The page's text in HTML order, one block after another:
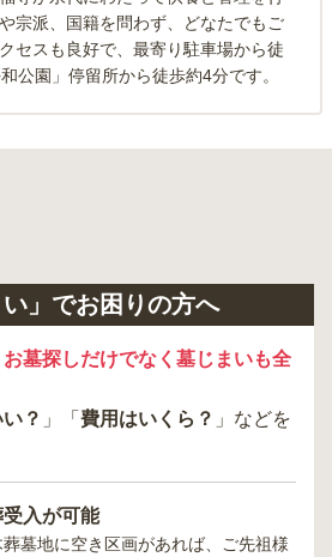
宗派、国籍を問わず、どなたでもご
セスも良好で、最寄り駐車場から徒
公園」停留所から徒歩約4分です。
い」でお困りの方へ
お墓探しだけでなく墓じまいも全
？ 」「 費用はいくら？ 」などを
入が可能
墓地に空き区画があれば、ご先祖様